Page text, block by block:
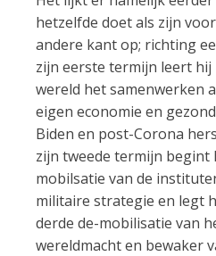
hetzelfde doet als zijn
andere kant op; richting
zijn eerste termijn leert hij
wereld het samenwerken
eigen economie en
Biden en post-Corona
zijn tweede termijn begint
mobilsatie van de
militaire strategie en legt
derde de-mobilisatie van
wereldmacht en bewaker